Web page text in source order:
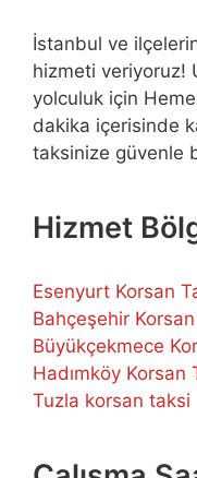
İstanbul ve
hizmeti veriyoruz!
yolculuk için
dakika içerisinde
taksinize güvenle
Hizmet
Esenyurt Korsan
Bahçeşehir
Büyükçekmece
Hadımköy Korsan
Tuzla korsan taksi